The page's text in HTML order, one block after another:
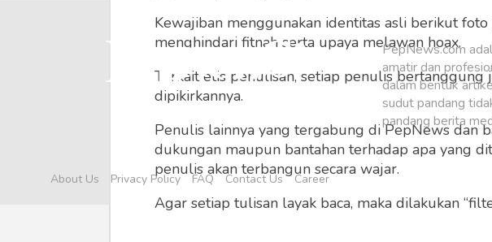
Kewajiban menggunakan identitas asli berikut
menghindari fitnah serta upaya melawan hoax.
Terkait etis penulisan, setiap penulis
dipikirkannya.
Penulis lainnya yang tergabung di PepNews dan
dukungan maupun bantahan terhadap apa yang
penulis akan terbangun secara wajar.
Agar setiap tulisan layak baca, maka dilakukan
PepNews.com
amatir dan
dalam bentuk
sudut pandang
pandang berita
About Us Privacy Policy FAQ Contact Us Career